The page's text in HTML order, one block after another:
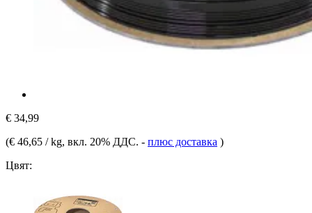
€ 34,99
(€ 46,65 / kg, вкл. 20% ДДС. - плюс доставка )
Цвят: